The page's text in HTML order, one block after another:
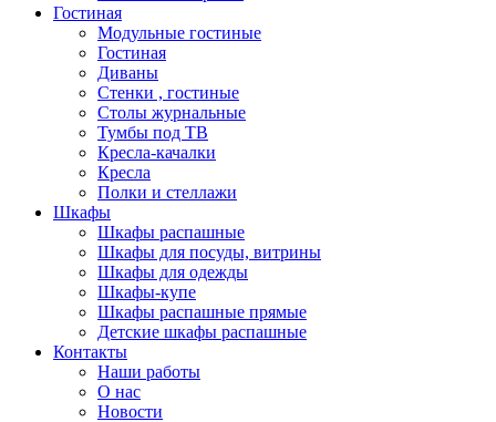
Гостиная
Модульные гостиные
Гостиная
Диваны
Стенки , гостиные
Столы журнальные
Тумбы под ТВ
Кресла-качалки
Кресла
Полки и стеллажи
Шкафы
Шкафы распашные
Шкафы для посуды, витрины
Шкафы для одежды
Шкафы-купе
Шкафы распашные прямые
Детские шкафы распашные
Контакты
Наши работы
О нас
Новости